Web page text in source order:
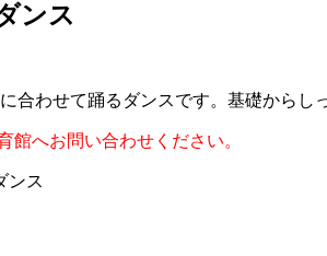
ンス
合わせて踊るダンスです。基礎からし
館へお問い合わせください。